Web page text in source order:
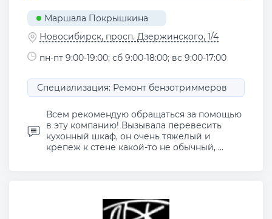
Маршала Покрышкина
Новосибирск, просп. Дзержинского, 1/4
пн-пт 9:00-19:00; сб 9:00-18:00; вс 9:00-17:00
Специализация: Ремонт бензотриммеров
Всем рекомендую обращаться за помощью
в эту компанию! Вызывала перевесить
кухонный шкаф, он очень тяжелый и
крепеж к стене какой-то не обычный, ...